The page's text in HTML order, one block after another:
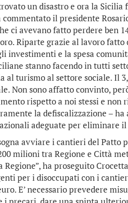
un disastro e ora la
commentato il presidente
ci avevano fatto perdere ben
Riparte grazie al lavoro fatto
investimenti e la spesa
stanno facendo in tutti
al turismo al settore sociale. Il
Non sono affatto convinto,
rispetto a noi stessi e
la defiscalizzazione –
adeguate per eliminare il
avviare i cantieri del
milioni tra Regione e Città
Regione”, ha proseguito
per i disoccupati con i
E’ necessario prevedere